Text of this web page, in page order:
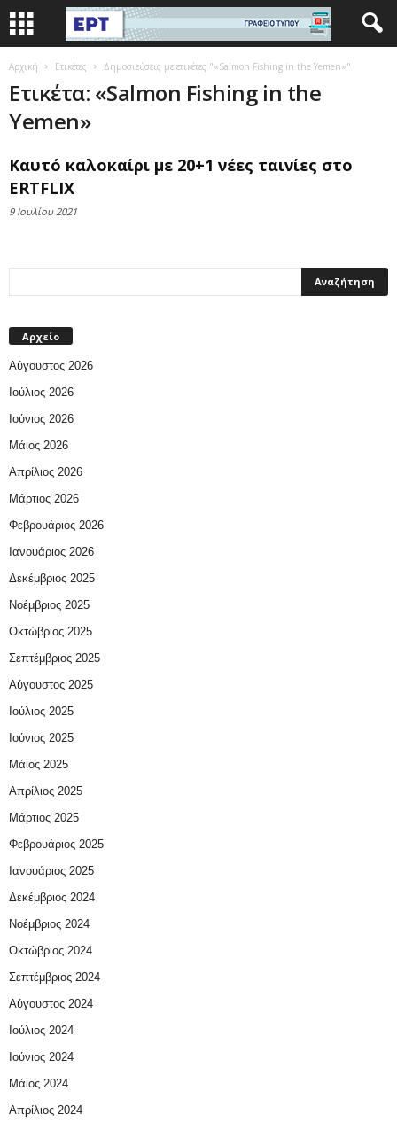
Αρχική Ετικέτες Δημοσιεύσεις με ετικέτες "«Salmon Fishing in the Yemen»"
Ετικέτα: «Salmon Fishing in the
Yemen»
Καυτό καλοκαίρι με 20+1 νέες ταινίες στο
ERTFLIX
9 Ιουλίου 2021
Αρχείο
Αύγουστος 2026
Ιούλιος 2026
Ιούνιος 2026
Μάιος 2026
Απρίλιος 2026
Μάρτιος 2026
Φεβρουάριος 2026
Ιανουάριος 2026
Δεκέμβριος 2025
Νοέμβριος 2025
Οκτώβριος 2025
Σεπτέμβριος 2025
Αύγουστος 2025
Ιούλιος 2025
Ιούνιος 2025
Μάιος 2025
Απρίλιος 2025
Μάρτιος 2025
Φεβρουάριος 2025
Ιανουάριος 2025
Δεκέμβριος 2024
Νοέμβριος 2024
Οκτώβριος 2024
Σεπτέμβριος 2024
Αύγουστος 2024
Ιούλιος 2024
Ιούνιος 2024
Μάιος 2024
Απρίλιος 2024